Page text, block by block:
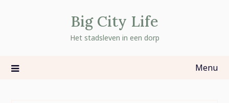
Big City Life
Het stadsleven in een dorp
Menu